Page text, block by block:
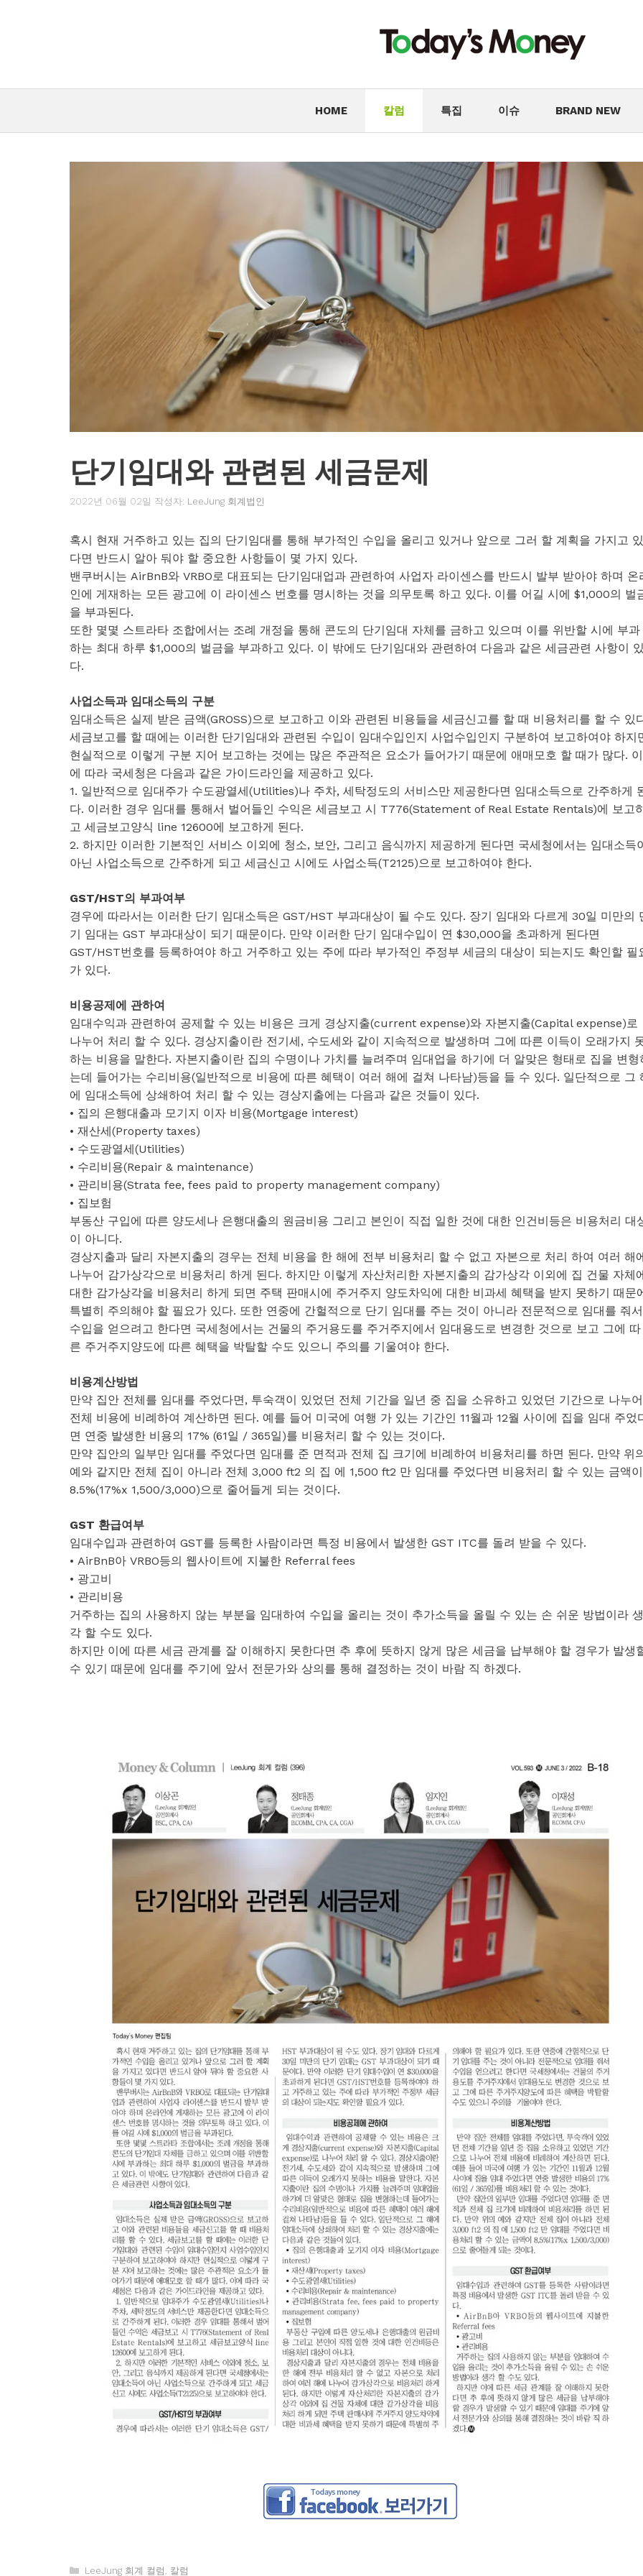
기
HOME 칼럼 특집 이슈 BRAND NEW
단기임대와 관련된 세금문제
2022년 06월 02일 작성자: LeeJung 회계법인
혹시 현재 거주하고 있는 집의 단기임대를 통해 부가적인 수입을 올리고 있거나 앞으로 그러 할 계획을 가지고 있
다면 반드시 알아 둬야 할 중요한 사항들이 몇 가지 있다.
밴쿠버시는 AirBnB와 VRBO로 대표되는 단기임대업과 관련하여 사업자 라이센스를 반드시 발부 받아야 하며 온
인에 게재하는 모든 광고에 이 라이센스 번호를 명시하는 것을 의무토록 하고 있다. 이를 어길 시에 $1,000의 벌
을 부과된다.
또한 몇몇 스트라타 조합에서는 조례 개정을 통해 콘도의 단기임대 자체를 금하고 있으며 이를 위반할 시에 부과
하는 최대 하루 $1,000의 벌금을 부과하고 있다. 이 밖에도 단기임대와 관련하여 다음과 같은 세금관련 사항이 있
다.
사업소득과 임대소득의 구분
임대소득은 실제 받은 금액(GROSS)으로 보고하고 이와 관련된 비용들을 세금신고를 할 때 비용처리를 할 수 있
세금보고를 할 때에는 이러한 단기임대와 관련된 수입이 임대수입인지 사업수입인지 구분하여 보고하여야 하지
현실적으로 이렇게 구분 지어 보고하는 것에는 많은 주관적은 요소가 들어가기 때문에 애매모호 할 때가 많다. 이
에 따라 국세청은 다음과 같은 가이드라인을 제공하고 있다.
1. 일반적으로 임대주가 수도광열세(Utilities)나 주차, 세탁정도의 서비스만 제공한다면 임대소득으로 간주하게
다. 이러한 경우 임대를 통해서 벌어들인 수익은 세금보고 시 T776(Statement of Real Estate Rentals)에 보고
고 세금보고양식 line 12600에 보고하게 된다.
2. 하지만 이러한 기본적인 서비스 이외에 청소, 보안, 그리고 음식까지 제공하게 된다면 국세청에서는 임대소득
아닌 사업소득으로 간주하게 되고 세금신고 시에도 사업소득(T2125)으로 보고하여야 한다.
GST/HST의 부과여부
경우에 따라서는 이러한 단기 임대소득은 GST/HST 부과대상이 될 수도 있다. 장기 임대와 다르게 30일 미만의
기 임대는 GST 부과대상이 되기 때문이다. 만약 이러한 단기 임대수입이 연 $30,000을 초과하게 된다면
GST/HST번호를 등록하여야 하고 거주하고 있는 주에 따라 부가적인 주정부 세금의 대상이 되는지도 확인할 필
가 있다.
비용공제에 관하여
임대수익과 관련하여 공제할 수 있는 비용은 크게 경상지출(current expense)와 자본지출(Capital expense)로
나누어 처리 할 수 있다. 경상지출이란 전기세, 수도세와 같이 지속적으로 발생하며 그에 따른 이득이 오래가지
하는 비용을 말한다. 자본지출이란 집의 수명이나 가치를 늘려주며 임대업을 하기에 더 알맞은 형태로 집을 변형
는데 들어가는 수리비용(일반적으로 비용에 따른 혜택이 여러 해에 걸쳐 나타남)등을 들 수 있다. 일단적으로 그
에 임대소득에 상쇄하여 처리 할 수 있는 경상지출에는 다음과 같은 것들이 있다.
• 집의 은행대출과 모기지 이자 비용(Mortgage interest)
• 재산세(Property taxes)
• 수도광열세(Utilities)
• 수리비용(Repair & maintenance)
• 관리비용(Strata fee, fees paid to property management company)
• 집보험
부동산 구입에 따른 양도세나 은행대출의 원금비용 그리고 본인이 직접 일한 것에 대한 인건비등은 비용처리 대
이 아니다.
경상지출과 달리 자본지출의 경우는 전체 비용을 한 해에 전부 비용처리 할 수 없고 자본으로 처리 하여 여러 해
나누어 감가상각으로 비용처리 하게 된다. 하지만 이렇게 자산처리한 자본지출의 감가상각 이외에 집 건물 자체
대한 감가상각을 비용처리 하게 되면 주택 판매시에 주거주지 양도차익에 대한 비과세 혜택을 받지 못하기 때문
특별히 주의해야 할 필요가 있다. 또한 연중에 간헐적으로 단기 임대를 주는 것이 아니라 전문적으로 임대를 줘서
수입을 얻으려고 한다면 국세청에서는 건물의 주거용도를 주거주지에서 임대용도로 변경한 것으로 보고 그에 따
른 주거주지양도에 따른 혜택을 박탈할 수도 있으니 주의를 기울여야 한다.
비용계산방법
만약 집안 전체를 임대를 주었다면, 투숙객이 있었던 전체 기간을 일년 중 집을 소유하고 있었던 기간으로 나누어
전체 비용에 비례하여 계산하면 된다. 예를 들어 미국에 여행 가 있는 기간인 11월과 12월 사이에 집을 임대 주었
면 연중 발생한 비용의 17% (61일 / 365일)를 비용처리 할 수 있는 것이다.
만약 집안의 일부만 임대를 주었다면 임대를 준 면적과 전체 집 크기에 비례하여 비용처리를 하면 된다. 만약 위
예와 같지만 전체 집이 아니라 전체 3,000 ft2 의 집 에 1,500 ft2 만 임대를 주었다면 비용처리 할 수 있는 금액이
8.5%(17%x 1,500/3,000)으로 줄어들게 되는 것이다.
GST 환급여부
임대수입과 관련하여 GST를 등록한 사람이라면 특정 비용에서 발생한 GST ITC를 돌려 받을 수 있다.
• AirBnB아 VRBO등의 웹사이트에 지불한 Referral fees
• 광고비
• 관리비용
거주하는 집의 사용하지 않는 부분을 임대하여 수입을 올리는 것이 추가소득을 올릴 수 있는 손 쉬운 방법이라 생
각 할 수도 있다.
하지만 이에 따른 세금 관계를 잘 이해하지 못한다면 추 후에 뜻하지 않게 많은 세금을 납부해야 할 경우가 발생
수 있기 때문에 임대를 주기에 앞서 전문가와 상의를 통해 결정하는 것이 바람 직 하겠다.
카
LeeJung 회계 컬럼 칼럼